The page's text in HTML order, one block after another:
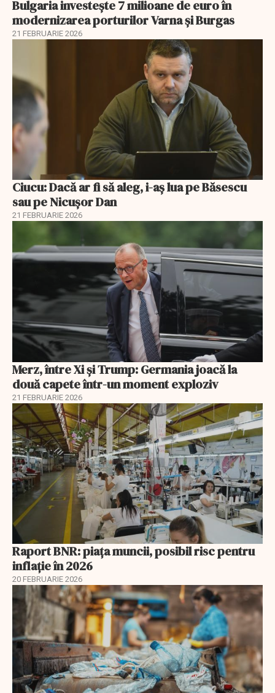
Bulgaria investește 7 milioane de euro în
modernizarea porturilor Varna și Burgas
21 FEBRUARIE 2026
Ciucu: Dacă ar fi să aleg, i-aș lua pe Băsescu
sau pe Nicușor Dan
21 FEBRUARIE 2026
Merz, între Xi și Trump: Germania joacă la
două capete într-un moment exploziv
21 FEBRUARIE 2026
Raport BNR: piața muncii, posibil risc pentru
inflație în 2026
20 FEBRUARIE 2026